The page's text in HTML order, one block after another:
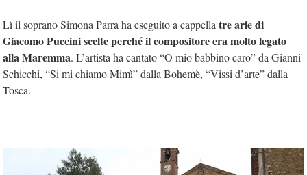
Lì il soprano Simona Parra ha eseguito a cappella tre arie di
Giacomo Puccini scelte perché il compositore era molto legato
alla Maremma. L’artista ha cantato “O mio babbino caro” da Gianni
Schicchi, “Si mi chiamo Mimì” dalla Bohemè, “Vissi d’arte” dalla
Tosca.